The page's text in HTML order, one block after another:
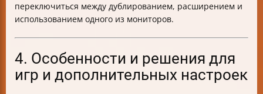
переключиться между дублированием, расширением и
использованием одного из мониторов.
4. Особенности и решения для
игр и дополнительных настроек